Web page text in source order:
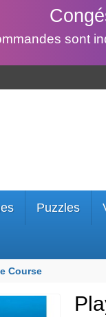
sont
Puzzles
Course